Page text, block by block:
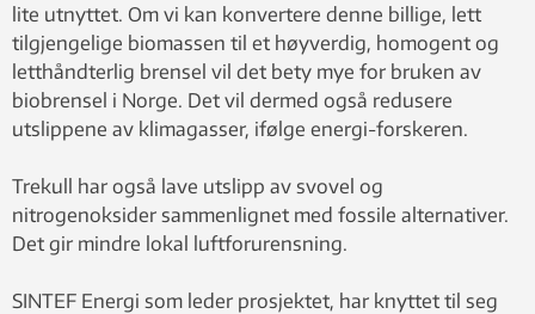
lite utnyttet. Om vi kan konvertere denne billige, lett
tilgjengelige biomassen til et høyverdig, homogent og
letthåndterlig brensel vil det bety mye for bruken av
biobrensel i Norge. Det vil dermed også redusere
utslippene av klimagasser, ifølge energi-forskeren.
Trekull har også lave utslipp av svovel og
nitrogenoksider sammenlignet med fossile alternativer.
Det gir mindre lokal luftforurensning.
SINTEF Energi som leder prosjektet, har knyttet til seg